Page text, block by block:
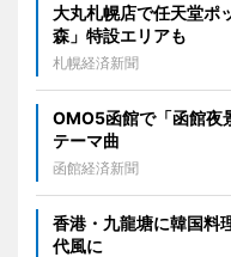
大丸札幌店で任天堂
森」特設エリアも
札幌経済新聞
OMO5函館で「函館
テーマ曲
函館経済新聞
香港・九龍塘に韓国
代風に